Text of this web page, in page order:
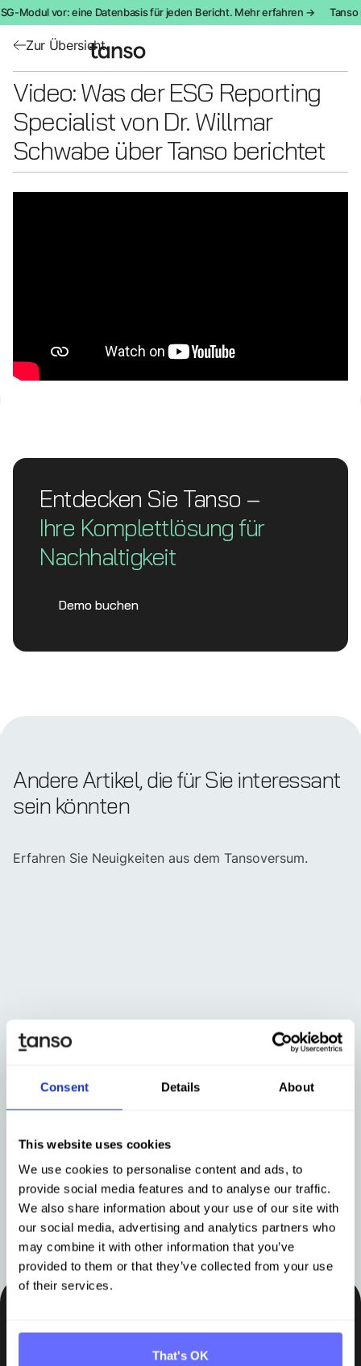
Consent Details About
This website uses cookies
We use cookies to personalise content and ads, to
provide social media features and to analyse our traffic.
We also share information about your use of our site with
our social media, advertising and analytics partners who
may combine it with other information that you’ve
provided to them or that they’ve collected from your use
of their services.
That's OK
Modul vor: eine Datenbasis für jeden Bericht. Mehr erfahren →
Zur Übersicht
Video: Was der ESG Reporting
Specialist von Dr. Willmar
Schwabe über Tanso berichtet
Entdecken Sie Tanso –
Ihre Komplett­lösung für
Nachhaltigkeit
Demo buchen
Andere Artikel, die für Sie interessant
sein könnten
Erfahren Sie Neuigkeiten aus dem Tansoversum.
PPWR für Industrieunternehmen:
Anforderungen, Fristen und die
richtige Software
Mehr erfahren Mehr
Bleiben Sie auf dem Laufenden
Insights, Tipps und Wissen direkt in Ihr Postfach.